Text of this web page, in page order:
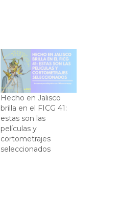
Hecho en Jalisco
brilla en el FICG 41:
estas son las
películas y
cortometrajes
seleccionados